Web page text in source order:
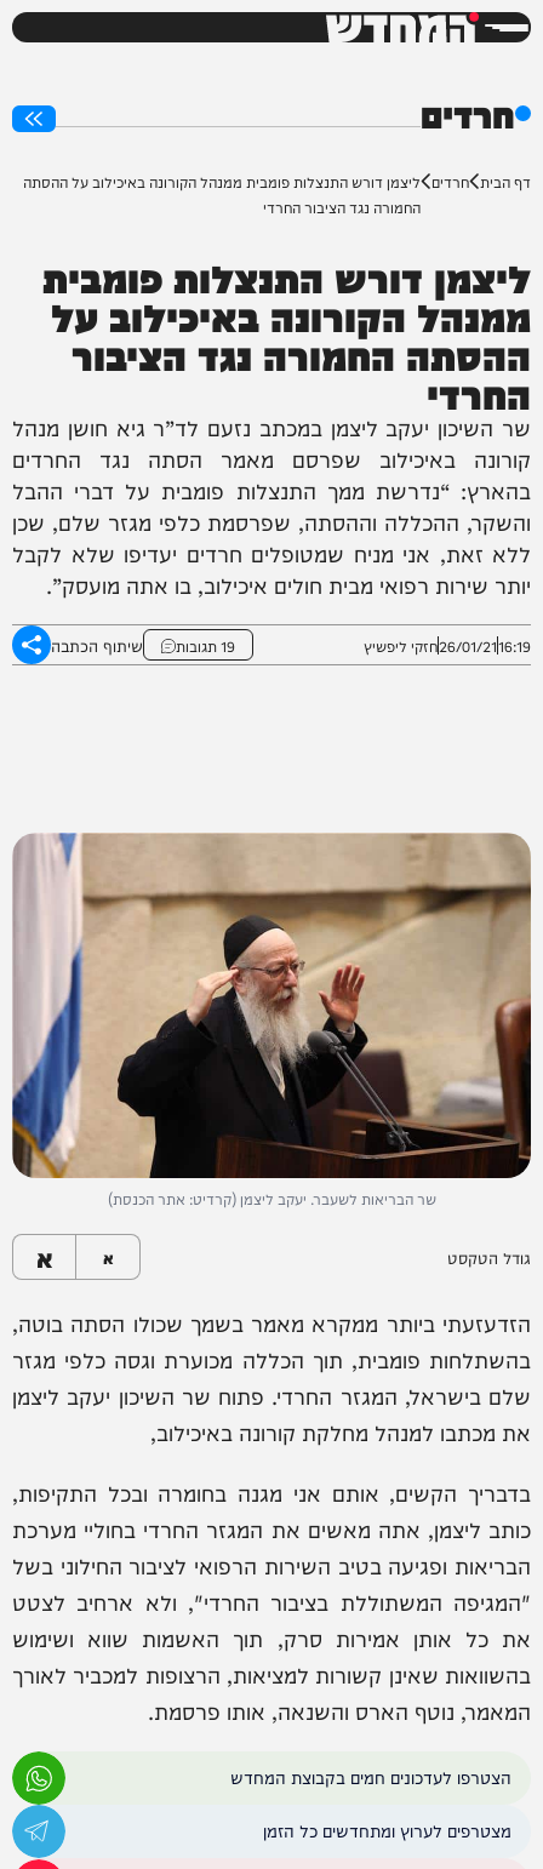
המחדש
חרדים
דף הבית חרדים ליצמן דורש התנצלות פומבית ממנהל הקורונה באיכילוב על ההסתה
החמורה נגד הציבור החרדי
ליצמן דורש התנצלות פומבית
ממנהל הקורונה באיכילוב על
ההסתה החמורה נגד הציבור
החרדי
שר השיכון יעקב ליצמן במכתב נזעם לד”ר גיא חושן מנהל
קורונה באיכילוב שפרסם מאמר הסתה נגד החרדים
בהארץ: “נדרשת ממך התנצלות פומבית על דברי ההבל
והשקר, ההכללה וההסתה, שפרסמת כלפי מגזר שלם, שכן
ללא זאת, אני מניח שמטופלים חרדים יעדיפו שלא לקבל
יותר שירות רפואי מבית חולים איכילוב, בו אתה מועסק”.
16:19
26/01/21חזקי ליפשיץ 19 תגובות שיתוף הכתבה
שר הבריאות לשעבר. יעקב ליצמן (קרדיט: אתר הכנסת)
גודל הטקסט א א
הזדעזעתי ביותר ממקרא מאמר בשמך שכולו הסתה בוטה,
בהשתלחות פומבית, תוך הכללה מכוערת וגסה כלפי מגזר
שלם בישראל, המגזר החרדי. פתוח שר השיכון יעקב ליצמן
את מכתבו למנהל מחלקת קורונה באיכילוב,
בדבריך הקשים, אותם אני מגנה בחומרה ובכל התקיפות,
כותב ליצמן, אתה מאשים את המגזר החרדי בחוליי מערכת
הבריאות ופגיעה בטיב השירות הרפואי לציבור החילוני בשל
"המגיפה המשתוללת בציבור החרדי", ולא ארחיב לצטט
את כל אותן אמירות סרק, תוך האשמות שווא ושימוש
בהשוואות שאינן קשורות למציאות, הרצופות למכביר לאורך
המאמר, נוטף הארס והשנאה, אותו פרסמת.
הצטרפו לעדכונים חמים בקבוצת המחדש
מצטרפים לערוץ ומתחדשים כל הזמן